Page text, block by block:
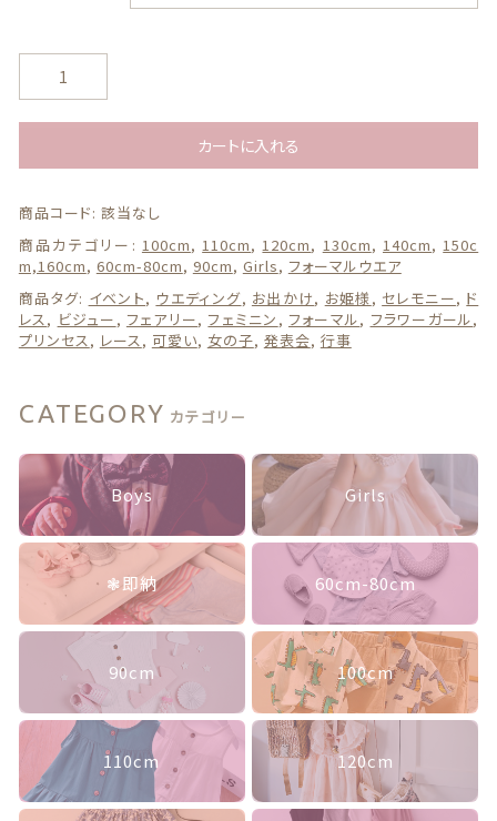
白
レ
ス
ラ
ワ
ー
ー
ル
ド
ス
バ
ッ
ク
ボ
ン
カートに入れる
商品コード: 該当なし
商品カテゴリー: 100cm,110cm,120cm, 130cm, 140cm,150c
m,160cm, 60cm-80cm, 90cm, Girls, フォーマルウエア
商品タグ: イベント, ウエディング, お出かけ, お姫様, セレモニー, ド
レス, ビジュー , フェアリー, フェミニン , フォーマル, フラワーガール,
プリンセス, レース, 可愛い, 女の子, 発表会, 行事
CATEGORY カテゴリー
Boys Girls
❃即納 60cm-80cm
90cm 100cm
110cm 120cm
ギフトボックス
カテゴリー一覧
セール商品
新着商品
商品一覧
最近チェックした商品
注文履歴
ご利用ガイド